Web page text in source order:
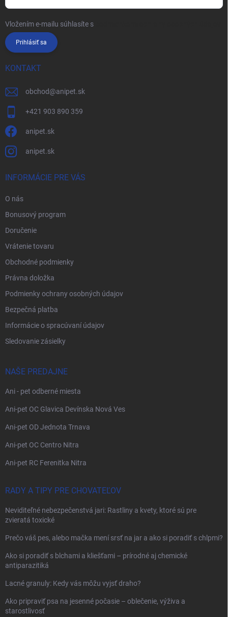
Vložením e-mailu súhlasíte s
Prihlásiť sa
KONTAKT
obchod@anipet.sk
+421 903 890 359
anipet.sk
anipet.sk
INFORMÁCIE PRE VÁS
O nás
Bonusový program
Doručenie
Vrátenie tovaru
Obchodné podmienky
Právna doložka
Podmienky ochrany osobných údajov
Bezpečná platba
Informácie o spracúvaní údajov
Sledovanie zásielky
NAŠE PREDAJNE
Ani - pet odberné miesta
Ani-pet OC Glavica Devínska Nová Ves
Ani-pet OD Jednota Trnava
Ani-pet OC Centro Nitra
Ani-pet RC Ferenitka Nitra
RADY A TIPY PRE CHOVATEĽOV
Neviditeľné nebezpečenstvá jari: Rastliny a kvety, ktoré sú pre
zvieratá toxické
Prečo váš pes, alebo mačka mení srsť na jar a ako si poradiť s chlpmi?
Ako si poradiť s blchami a kliešťami – prírodné aj chemické
antiparazitiká
Lacné granuly: Kedy vás môžu vyjsť draho?
Ako pripraviť psa na jesenné počasie – oblečenie, výživa a
starostlivosť